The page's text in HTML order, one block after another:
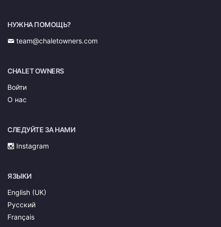
НУЖНА ПОМОЩЬ?
team@chaletowners.com
CHALET OWNERS
Войти
О нас
СЛЕДУЙТЕ ЗА НАМИ
Instagram
ЯЗЫКИ
English (UK)
Русский
Français